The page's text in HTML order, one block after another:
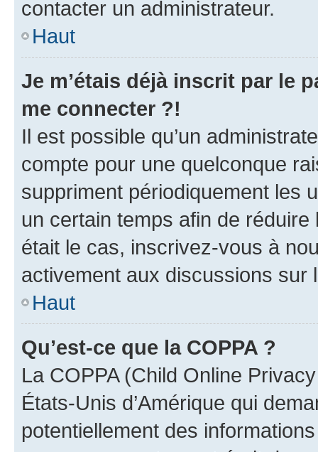
contacter un administrateur.
Haut
Je m’étais déjà inscrit par le
me connecter ?!
Il est possible qu’un
compte pour une quelconque
suppriment périodiquement les
un certain temps afin de
était le cas, inscrivez-vous à
activement aux discussions sur
Haut
Qu’est-ce que la COPPA ?
La COPPA (Child Online
États-Unis d’Amérique qui
potentiellement des